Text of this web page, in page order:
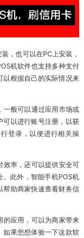
，也可以在PC上安装，
机软件也支持多种支付
以根据自己的实际情况来
一般可以通过应用市场或
可以进行账号注册，以获
登录，以便进行相关操
效率，还可以提供安全可
此外，智能手机POS机
帮助商家快速查看财务信
的应用，可以为商家带来
如果您想体验一下这款软